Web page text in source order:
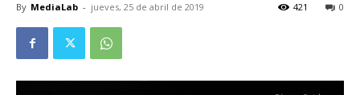
By MediaLab - jueves, 25 de abril de 2019 0
421